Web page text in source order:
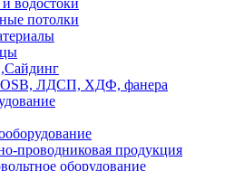
водостоки
потолки
ЛДСП, ХДФ, фанера
проводниковая продукция
оборудование